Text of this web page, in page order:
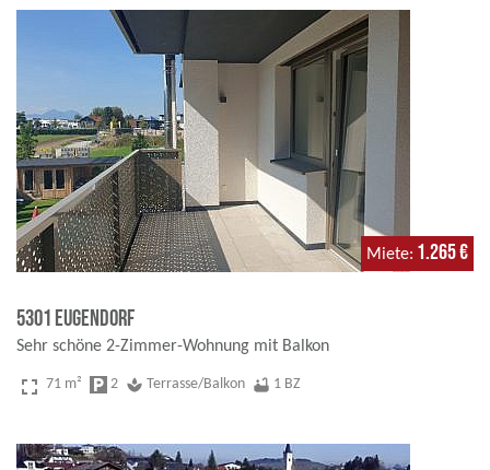
Miete 1.265 €
5301 Eugendorf
Sehr schöne 2-Zimmer-Wohnung mit Balkon
fullscreen 71 m² local_parking 2 spa Terrasse/Balkon bathtub 1 BZ